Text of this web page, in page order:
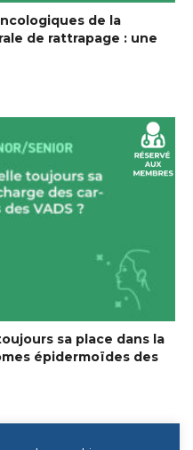
de la
de rattrapage : une
sa place dans la
épidermoïdes des